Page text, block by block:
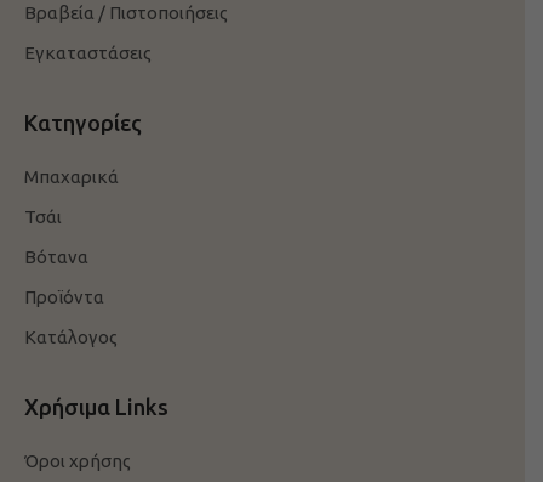
Βραβεία / Πιστοποιήσεις
Εγκαταστάσεις
Κατηγορίες
Μπαχαρικά
Τσάι
Βότανα
Προϊόντα
Κατάλογος
Χρήσιμα Links
Όροι χρήσης